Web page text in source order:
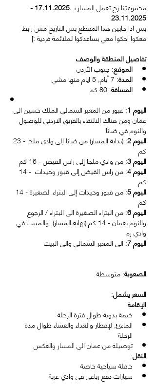
مجموعتنا رح تعمل المسار ب
17.11.2025 -
23.11.2025
بس اذا حابين هدا المقطع بس التاريخ مش زابط
معكوا احكوا معي بساعدكوا لملائمة فردية :]
تفاصيل المنطقة والوصف
الموقع: جنوب الأردن
المدة: 7 أيام, 5 ايام منها مشي
المسافة: 80 كم
اليوم 1 : عبور من المعبر الشمالي الملك حسين الى
عمان ومن هناك الالتقاء بالفريق الاردني للوصول
والنوم في ضانا
اليوم 2
كم
اليوم 3 : من وادي ملجا إلى راس الفيض - 16 كم
اليوم 4
كم
اليوم 5
كم
اليوم 6 : من البتراء الصغيرة الى البتراء / الرجوع
والنوم بعمان - 14 كم (نهاية المسار)  والمبيت في
وادي رم
اليوم 7 : الى المعبر الشمالي والى البيت
الصعوبة: متوسطة
السعر يشمل:
الإقامة
خيمة بدوية طوال فترة الرحلة
الماءئ, لإفطار والغداء والعشاء طوال مدة
الرحلة
توصيلة من عمان الى المسار والعكس
النقل:
حافلة سياحية خاصة
سيارات دفع رباعي في وادي عربة